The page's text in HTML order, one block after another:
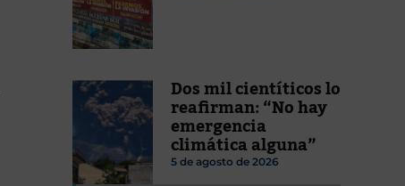
Dos mil cientíticos lo
reafirman: “No hay
emergencia
climática alguna”
5 de agosto de 2026